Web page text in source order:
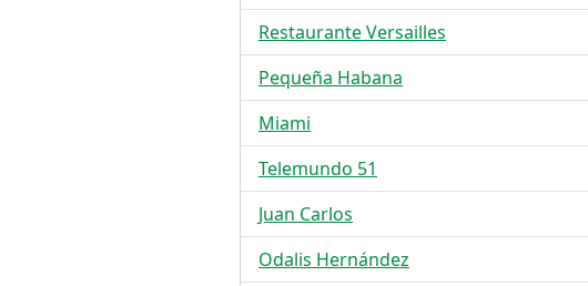
Restaurante Versailles
Pequeña Habana
Miami
Telemundo 51
Juan Carlos
Odalis Hernández